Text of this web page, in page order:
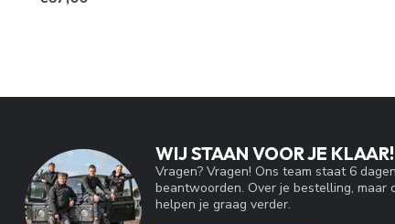
WIJ STAAN VOOR JE KLAAR!
Vragen? Vragen! Ons team staat 6
beantwoorden. Over je bestelling, maar
helpen je graag verder.